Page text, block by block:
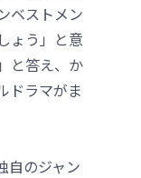
ベストメン
ょう」と意
と答え、か
ドラマがま
自のジャン